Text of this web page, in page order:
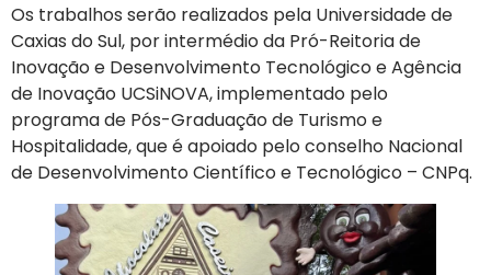
Os trabalhos serão realizados pela Universidade de
Caxias do Sul, por intermédio da Pró-Reitoria de
Inovação e Desenvolvimento Tecnológico e Agência
de Inovação UCSiNOVA, implementado pelo
programa de Pós-Graduação de Turismo e
Hospitalidade, que é apoiado pelo conselho Nacional
de Desenvolvimento Científico e Tecnológico – CNPq.